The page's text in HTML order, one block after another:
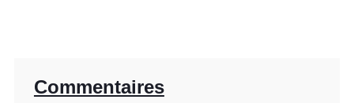
Commentaires